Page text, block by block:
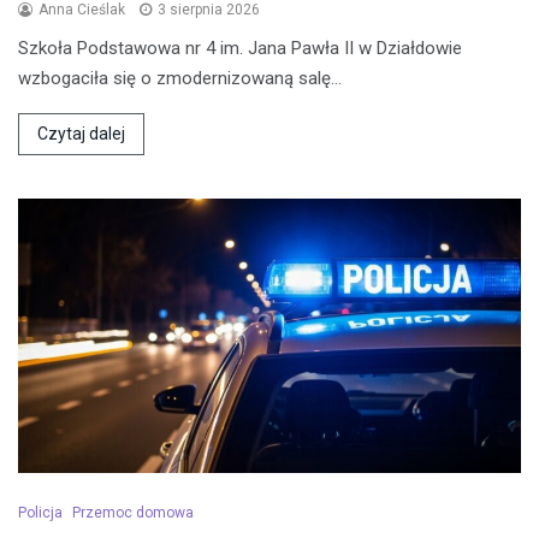
Anna Cieślak 3 sierpnia 2026
Szkoła Podstawowa nr 4 im. Jana Pawła II w Działdowie
wzbogaciła się o zmodernizowaną salę…
Czytaj dalej
Policja Przemoc domowa